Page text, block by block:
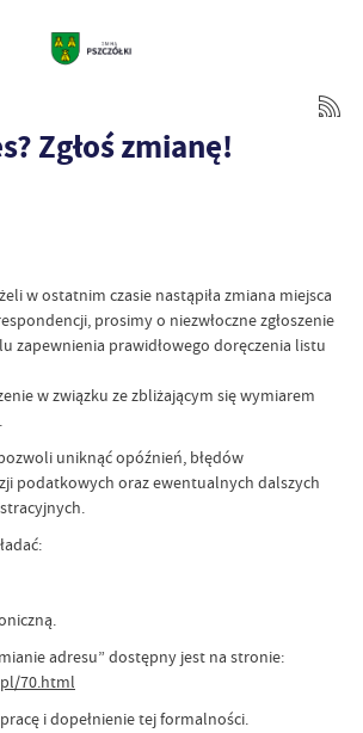
Zgłoś zmianę!
w ostatnim czasie nastąpiła zmiana miejsca
prosimy o niezwłoczne zgłoszenie
zapewnienia prawidłowego doręczenia listu
w związku ze zbliżającym się wymiarem
uniknąć opóźnień, błędów
podatkowych oraz ewentualnych dalszych
adresu” dostępny jest na stronie:
70.html
i dopełnienie tej formalności.